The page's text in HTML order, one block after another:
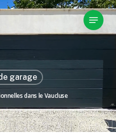
Menu
garage
dans le Vaucluse